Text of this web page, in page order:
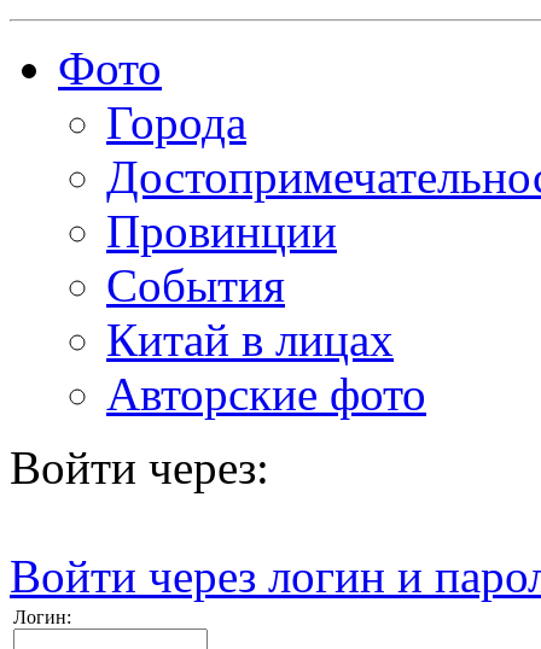
Фото
Города
Провинции
События
Китай в лицах
Авторские фото
Войти через:
Войти через логин и
Логин: